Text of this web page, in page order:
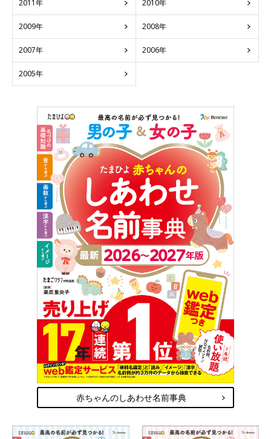
2011年 2010年
2009年 2008年
2007年 2006年
2005年
赤ちゃんのしあわせ名前事典